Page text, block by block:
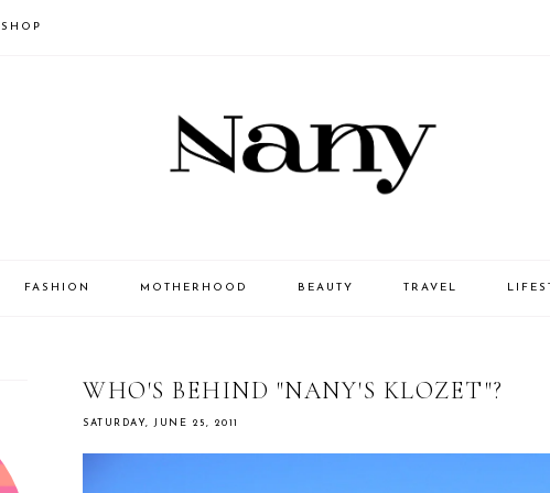
SHOP
FASHION MOTHERHOOD BEAUTY TRAVEL
WHO'S BEHIND "NANY'S KLOZET"?
SATURDAY, JUNE 25, 2011